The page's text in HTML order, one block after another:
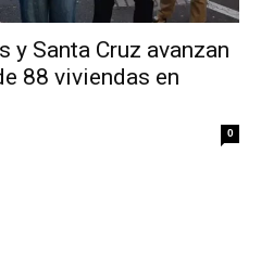
y Santa Cruz avanzan
88 viviendas en
0